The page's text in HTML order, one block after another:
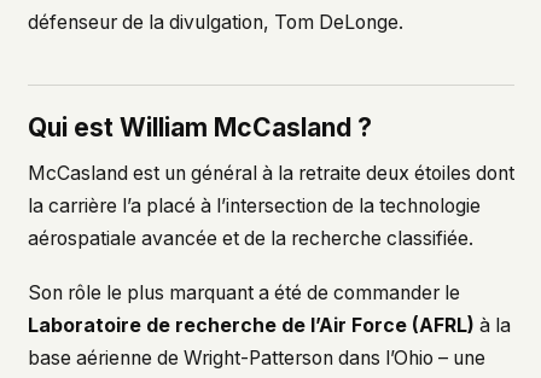
défenseur de la divulgation, Tom DeLonge.
Qui est William McCasland ?
McCasland est un général à la retraite deux étoiles dont
la carrière l’a placé à l’intersection de la technologie
aérospatiale avancée et de la recherche classifiée.
Son rôle le plus marquant a été de commander le
Laboratoire de recherche de l’Air Force (AFRL) à la
base aérienne de Wright-Patterson dans l’Ohio – une